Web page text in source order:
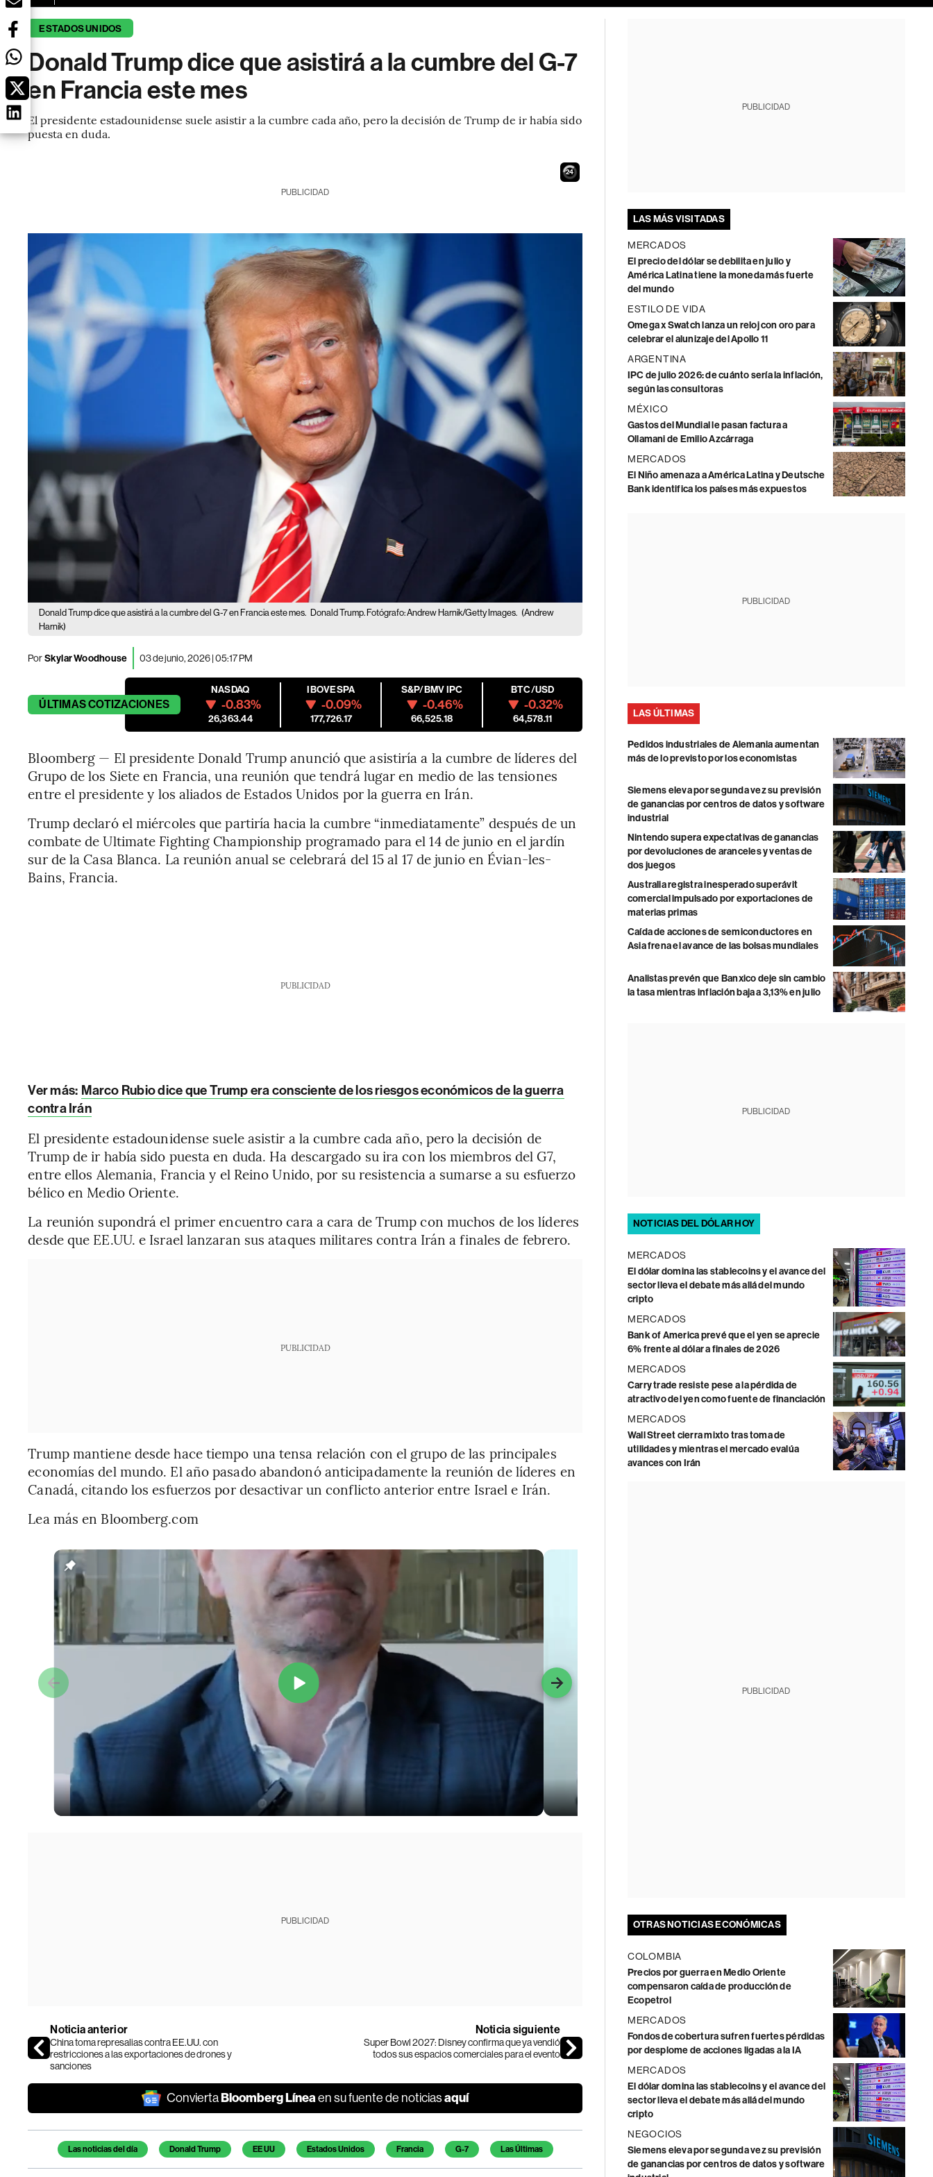
ESTADOS UNIDOS
Donald Trump dice que asistirá a la cumbre del G-7
en Francia este mes
El presidente estadounidense suele asistir a la cumbre cada año, pero la decisión de Trump de ir había sido
puesta en duda.
23
PUBLICIDAD
Donald Trump dice que asistirá a la cumbre del G-7 en Francia este mes. Donald Trump. Fotógrafo: Andrew Harnik/Getty Images. (Andrew
Harnik)
PorSkylar Woodhouse 03 de junio, 2026 | 05:17 PM
ÚLTIMASCOTIZACIONES
NASDAQ
-0.83%
26,363.44
IBOVESPA
-0.09%
177,726.17
S&P/BMV IPC
-0.46%
66,525.18
BTC/USD
-0.32%
64,578.11
Bloomberg — El presidente Donald Trump anunció que asistiría a la cumbre de líderes del
Grupo de los Siete en Francia, una reunión que tendrá lugar en medio de las tensiones
entre el presidente y los aliados de Estados Unidos por la guerra en Irán.
Trump declaró el miércoles que partiría hacia la cumbre “inmediatamente” después de un
combate de Ultimate Fighting Championship programado para el 14 de junio en el jardín
sur de la Casa Blanca. La reunión anual se celebrará del 15 al 17 de junio en Évian-les-
Bains, Francia.
PUBLICIDAD
Ver más: Marco Rubio dice que Trump era consciente de los riesgos económicos de la guerra
contra Irán
El presidente estadounidense suele asistir a la cumbre cada año, pero la decisión de
Trump de ir había sido puesta en duda. Ha descargado su ira con los miembros del G7,
entre ellos Alemania, Francia y el Reino Unido, por su resistencia a sumarse a su esfuerzo
bélico en Medio Oriente.
La reunión supondrá el primer encuentro cara a cara de Trump con muchos de los líderes
desde que EE.UU. e Israel lanzaran sus ataques militares contra Irán a finales de febrero.
PUBLICIDAD
Trump mantiene desde hace tiempo una tensa relación con el grupo de las principales
economías del mundo. El año pasado abandonó anticipadamente la reunión de líderes en
Canadá, citando los esfuerzos por desactivar un conflicto anterior entre Israel e Irán.
Lea más en Bloomberg.com
PUBLICIDAD
Noticia anterior
China toma represalias contra EE.UU. con
restricciones a las exportaciones de drones y
sanciones
Noticia siguiente
Super Bowl 2027: Disney confirma que ya vendió
todos sus espacios comerciales para el evento
ConviertaBloomberg Líneaen su fuente de noticiasaquí
Temas de este artículo
Las noticias del día Donald Trump EE UU Estados Unidos Francia G-7 Las Últimas
PUBLICIDAD
LAS MÁS VISITADAS
MERCADOS
El precio del dólar se debilita en julio y
América Latina tiene la moneda más fuerte
del mundo
ESTILO DE VIDA
Omega x Swatch lanza un reloj con oro para
celebrar el alunizaje del Apollo 11
ARGENTINA
IPC de julio 2026: de cuánto sería la inflación,
según las consultoras
MÉXICO
Gastos del Mundial le pasan factura a
Ollamani de Emilio Azcárraga
MERCADOS
El Niño amenaza a América Latina y Deutsche
Bank identifica los países más expuestos
PUBLICIDAD
LAS ÚLTIMAS
Pedidos industriales de Alemania aumentan
más de lo previsto por los economistas
Siemens eleva por segunda vez su previsión
de ganancias por centros de datos y software
industrial
Nintendo supera expectativas de ganancias
por devoluciones de aranceles y ventas de
dos juegos
Australia registra inesperado superávit
comercial impulsado por exportaciones de
materias primas
Caída de acciones de semiconductores en
Asia frena el avance de las bolsas mundiales
Analistas prevén que Banxico deje sin cambio
la tasa mientras inflación baja a 3,13% en julio
PUBLICIDAD
NOTICIAS DEL DÓLAR HOY
MERCADOS
El dólar domina las stablecoins y el avance del
sector lleva el debate más allá del mundo
cripto
MERCADOS
Bank of America prevé que el yen se aprecie
6% frente al dólar a finales de 2026
MERCADOS
Carry trade resiste pese a la pérdida de
atractivo del yen como fuente de financiación
MERCADOS
Wall Street cierra mixto tras toma de
utilidades y mientras el mercado evalúa
avances con Irán
PUBLICIDAD
OTRAS NOTICIAS ECONÓMICAS
COLOMBIA
Precios por guerra en Medio Oriente
compensaron caída de producción de
Ecopetrol
MERCADOS
Fondos de cobertura sufren fuertes pérdidas
por desplome de acciones ligadas a la IA
MERCADOS
El dólar domina las stablecoins y el avance del
sector lleva el debate más allá del mundo
cripto
NEGOCIOS
Siemens eleva por segunda vez su previsión
de ganancias por centros de datos y software